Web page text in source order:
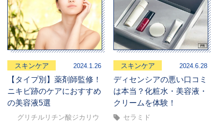
スキンケア 2024.1.26
【タイプ別】薬剤師監修！
ニキビ跡のケアにおすすめ
の美容液5選
グリチルリチン酸ジカリウ
スキンケア 2024.6.28
ディセンシアの悪い口コミ
は本当？化粧水・美容液・
クリームを体験！
セラミド